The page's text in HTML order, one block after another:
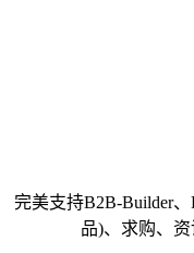
完美支持B2B-Builder
品)、求购、